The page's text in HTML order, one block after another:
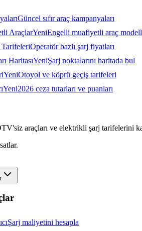
Güncel sıfır araç kampanyaları
AraçlarYeniEngelli muafiyetli araç
Operatör bazlı şarj fiyatları
HaritasıYeniŞarj noktalarını haritada bul
YeniOtoyol ve köprü geçiş tarifeleri
Yeni2026 ceza tutarları ve puanları
araçları ve elektrikli şarj tarifelerini
Şarj maliyetini hesapla